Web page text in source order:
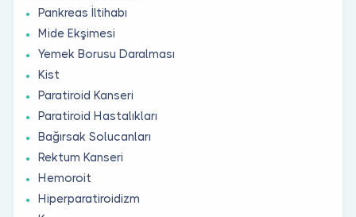
Pankreas İltihabı
Mide Ekşimesi
Yemek Borusu Daralması
Kist
Paratiroid Kanseri
Paratiroid Hastalıkları
Bağırsak Solucanları
Rektum Kanseri
Hemoroit
Hiperparatiroidizm